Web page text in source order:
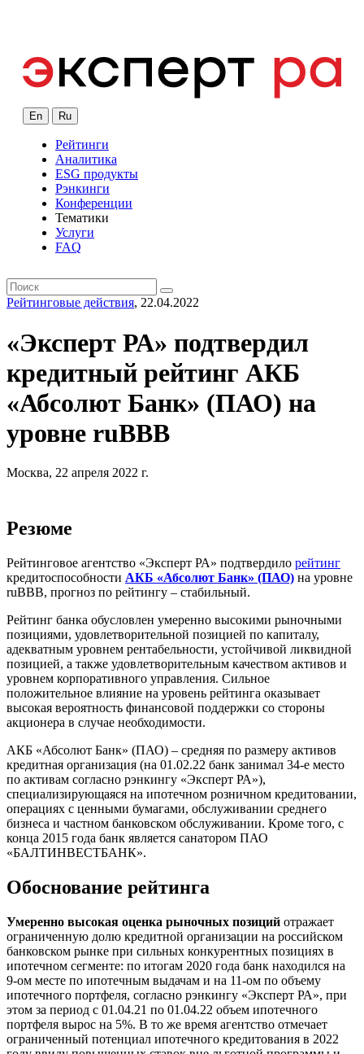
En Ru
Рейтинги
Аналитика
ESG продукты
Рэнкинги
Конференции
Тематики
Услуги
FAQ
Рейтинговые действия, 22.04.2022
«Эксперт РА» подтвердил
кредитный рейтинг АКБ
«Абсолют Банк» (ПАО) на
уровне ruBBB
Москва, 22 апреля 2022 г.
Резюме
Рейтинговое агентство «Эксперт РА» подтвердило рейтинг
кредитоспособности АКБ «Абсолют Банк» (ПАО) на уровне
ruВВВ, прогноз по рейтингу – стабильный.
Рейтинг банка обусловлен умеренно высокими рыночными
позициями, удовлетворительной позицией по капиталу,
адекватным уровнем рентабельности, устойчивой ликвидной
позицией, а также удовлетворительным качеством активов и
уровнем корпоративного управления. Сильное
положительное влияние на уровень рейтинга оказывает
высокая вероятность финансовой поддержки со стороны
акционера в случае необходимости.
АКБ «Абсолют Банк» (ПАО) – средняя по размеру активов
кредитная организация (на 01.02.22 банк занимал 34-е место
по активам согласно рэнкингу «Эксперт РА»),
специализирующаяся на ипотечном розничном кредитовании,
операциях с ценными бумагами, обслуживании среднего
бизнеса и частном банковском обслуживании. Кроме того, с
конца 2015 года банк является санатором ПАО
«БАЛТИНВЕСТБАНК».
Обоснование рейтинга
Умеренно высокая оценка рыночных позиций отражает
ограниченную долю кредитной организации на российском
банковском рынке при сильных конкурентных позициях в
ипотечном сегменте: по итогам 2020 года банк находился на
9-ом месте по ипотечным выдачам и на 11-ом по объему
ипотечного портфеля, согласно рэнкингу «Эксперт РА», при
этом за период с 01.04.21 по 01.04.22 объем ипотечного
портфеля вырос на 5%. В то же время агентство отмечает
ограниченный потенциал ипотечного кредитования в 2022